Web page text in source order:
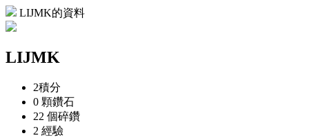
LIJMK的資料
LIJMK
2積分
0 顆鑽石
22 個碎鑽
2 經驗